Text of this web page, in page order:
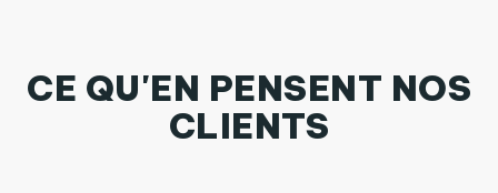
CE QU'EN PENSENT NOS
CLIENTS